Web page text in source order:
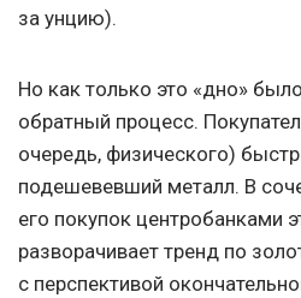
за унцию).
Но как только это «дно»
обратный процесс.
очередь, физического)
подешевевший металл. В
его покупок центробанками
разворачивает тренд по
с перспективой